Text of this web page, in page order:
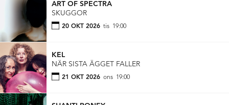
ART OF SPECTRA
SKUGGOR
20 OKT 2026 tis 19:00
KEL
NÄR SISTA ÄGGET FALLER
21 OKT 2026 ons 19:00